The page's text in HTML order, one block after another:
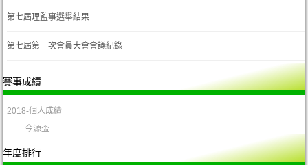
第七屆理監事選舉結果
第七屆第一次會員大會會議紀錄
賽事成績
2018-個人成績
今源盃
年度排行